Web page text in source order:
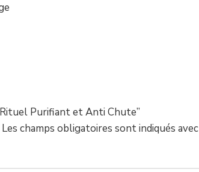
Purifiant et Anti Chute”
Les champs obligatoires sont indiqués avec